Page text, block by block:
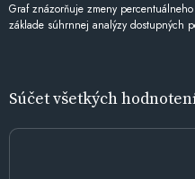
Graf znázorňuje zmeny
základe súhrnnej analýzy dostupných
Súčet všetkých